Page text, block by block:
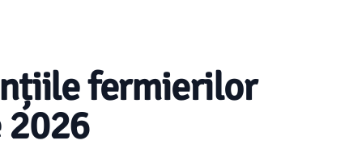
fermierilor
2026